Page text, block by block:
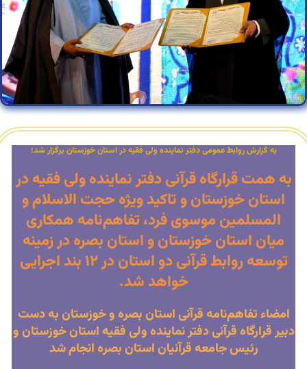
به گزارش روابط عمومی دفتر نماینده ولی فقیه در استان خوزستان برگزار شد؛
به همت قرارگاه قرآنی دفتر نماینده ولی فقیه در
استان خوزستان و تاکید ویژه حجت الاسلام و
المسلمین موسوی فرد، تفاهم‌نامه همکاری
میان استان خوزستان و استان بصره در زمینه
توسعه روابط قرآنی دو استان در ۱۲ بند اجرایی
خواهد شد.
امضاء تفاهم‌نامه قرآنی استان بصره و خوزستان به دست
دبیر قرارگاه قرآنی دفتر نماینده ولی فقیه استان خوزستان و
رئیس جامعه قرآنیان استان بصره انجام شد